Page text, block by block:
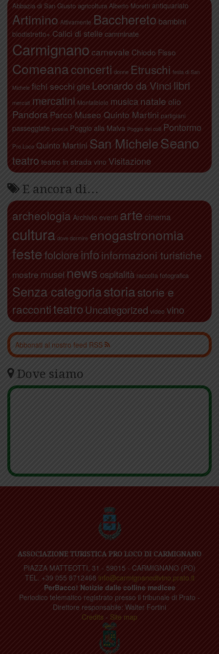
Abbazia di San Giusto agricoltura Alberto Moretti antiquariato
Artimino Attivamente Bacchereto bambini
biodistretto+ Calici di stellecamminate
Carmignano carnevale Chiodo Fisso
Comeanaconcerti donne Etruschi festa di San
Michele fichi secchi gite Leonardo da Vinci libri
mercati mercatini Montalbiolo musica natale olio
Pandora Parco Museo Quinto Martini partigiani
passeggiate poesia Poggio alla Malva Poggio dei colli Pontormo
Pro Loco Quinto Martini San MicheleSeano
teatro teatro in strada vino Visitazione
E ancora di…
archeologia Archivio eventi arte cinema
cultura dove dormire enogastronomia
festefolcloreinfo informazioni turistiche
mostre musei news ospitalità raccolta fotografica
Senza categoriastoriastorie e
raccontiteatro Uncategorized video vino
Abbonati al nostro feed RSS
Dove siamo
ASSOCIAZIONE TURISTICA PRO LOCO DI CARMIGNANO
PIAZZA MATTEOTTI, 31 - 59015 - CARMIGNANO (PO)
TEL. +39 055 8712468 info@carmignanodivino.prato.it
PerBacco! Notizie dalle colline medicee
Periodico telematico registrato presso il tribunale di Prato -
Direttore responsabile: Walter Fortini
Credits - Site map